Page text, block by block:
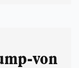
von